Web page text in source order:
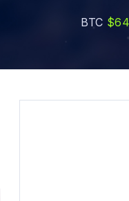
BTC